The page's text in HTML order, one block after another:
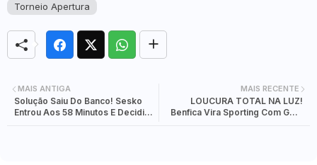
Torneio Apertura
MAIS RECENTE
LOUCURA TOTAL NA LUZ!
Benfica Vira Sporting Com Golo
MAIS ANTIGA
Solução Saiu Do Banco! Sesko
Entrou Aos 58 Minutos E Decidiu